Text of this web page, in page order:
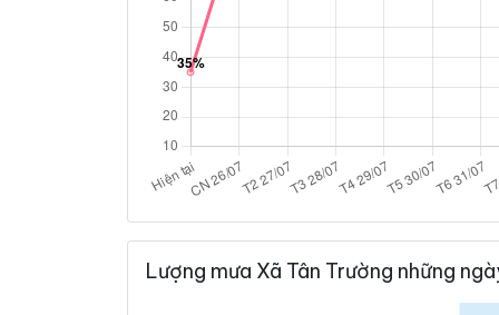
Lượng mưa Xã Tân Trường những